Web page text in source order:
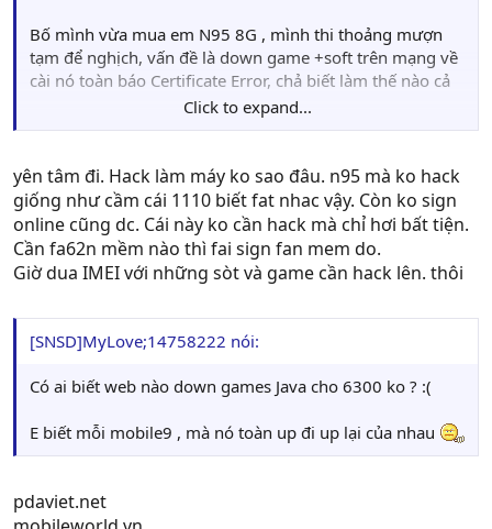
Bố mình vừa mua em N95 8G , mình thi thoảng mượn
tạm để nghịch, vấn đề là down game +soft trên mạng về
cài nó toàn báo Certificate Error, chả biết làm thế nào cả
(à có cái smart movie thì lại ko sao, cài 1 file install, sau
Các bạn giúp mình với, mình thích mấy game dạng .sis
và giả lập kiểu VBAG, VSUN í...
À các bạn đừng bảo mình hack phone nhé, máy ko phải
của mình ko dám nghịch lung tung
Click to expand...
yên tâm đi. Hack làm máy ko sao đâu. n95 mà ko hack
giống như cầm cái 1110 biết fat nhac vậy. Còn ko sign
online cũng dc. Cái này ko cần hack mà chỉ hơi bất tiện.
Cần fa62n mềm nào thì fai sign fan mem do.
Giờ dua IMEI với những sòt và game cần hack lên. thôi
[SNSD]MyLove;14758222 nói:
Có ai biết web nào down games Java cho 6300 ko ? :(
E biết mỗi mobile9 , mà nó toàn up đi up lại của nhau
pdaviet.net